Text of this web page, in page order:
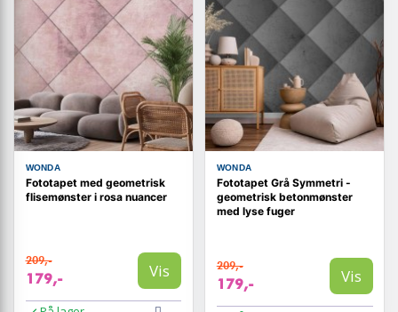
WONDA
Fototapet med geometrisk
flisemønster i rosa nuancer
209,-
179,- Vis
WONDA
Fototapet Grå Symmetri -
geometrisk betonmønster
med lyse fuger
209,-
179,- Vis